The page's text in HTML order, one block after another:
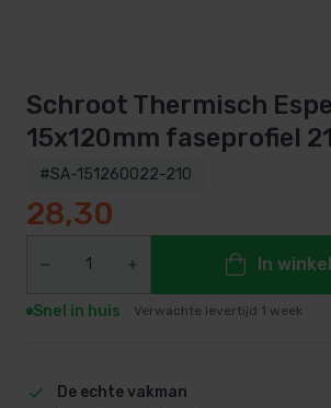
Schroot Thermisch
15x120mm faseprofiel
#SA-151260022-210
28,30
In
Snel in huis Verwachte levertijd 1 week
De echte vakman